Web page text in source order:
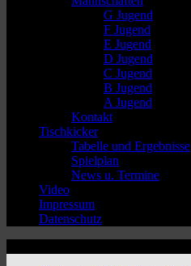
G Jugend
F Jugend
E Jugend
D Jugend
C Jugend
B Jugend
A Jugend
Kontakt
Tischkicker
Tabelle und Ergebnisse
Spielplan
News u. Termine
Video
Impressum
Datenschutz